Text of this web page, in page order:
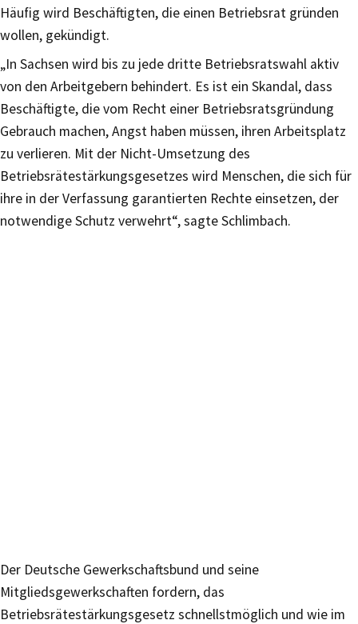
Häufig wird Beschäftigten, die einen Betriebsrat gründen
wollen, gekündigt.
„In Sachsen wird bis zu jede dritte Betriebsratswahl aktiv
von den Arbeitgebern behindert. Es ist ein Skandal, dass
Beschäftigte, die vom Recht einer Betriebsratsgründung
Gebrauch machen, Angst haben müssen, ihren Arbeitsplatz
zu verlieren. Mit der Nicht-Umsetzung des
Betriebsrätestärkungsgesetzes wird Menschen, die sich für
ihre in der Verfassung garantierten Rechte einsetzen, der
notwendige Schutz verwehrt“, sagte Schlimbach.
Der Deutsche Gewerkschaftsbund und seine
Mitgliedsgewerkschaften fordern, das
Betriebsrätestärkungsgesetz schnellstmöglich und wie im